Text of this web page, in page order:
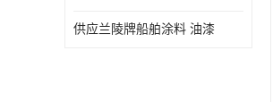
供应兰陵牌船舶涂料 油漆